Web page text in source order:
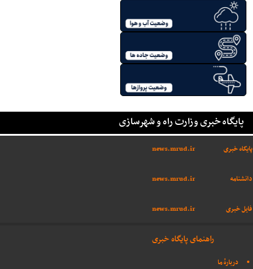
پایگاه خبری وزارت راه و شهرسازی
پایگاه خبری news.mrud.ir
دانشنامه
news.mrud.ir
فایل خبری news.mrud.ir
راهنمای پایگاه خبری
دربارهٔ ما